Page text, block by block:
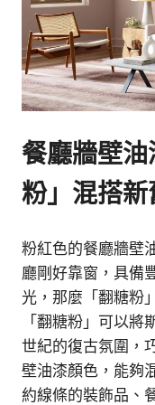
餐廳牆壁
粉」混搭新
粉紅色的餐廳牆壁
廳剛好靠窗，具備
光，那麼「翻糖粉
「翻糖粉」可以將
世紀的復古氛圍，
壁油漆顏色，能夠
約線條的裝飾品、